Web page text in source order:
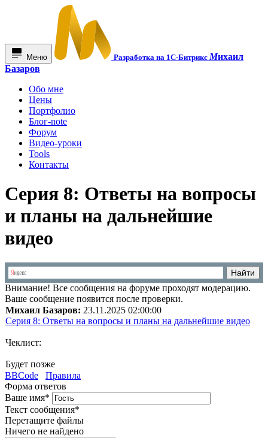
Меню Разработка на 1С-БитриксМихаил
Базаров
Обо мне
Цены
Портфолио
Блог-note
Форум
Видео-уроки
Tools
Контакты
Серия 8: Ответы на вопросы
и планы на дальнейшие
видео
Внимание! Все сообщения на форуме проходят модерацию.
Ваше сообщение появится после проверки.
Михаил Базаров: 23.11.2025 02:00:00
Серия 8: Ответы на вопросы и планы на дальнейшие видео
Чеклист:
Будет позже
BBCode
Правила
Форма ответов
Ваше имя*
Текст сообщения*
Перетащите файлы
Ничего не найдено